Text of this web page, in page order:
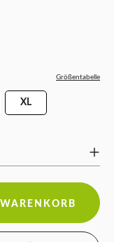
Größentabelle
XL
benutze die